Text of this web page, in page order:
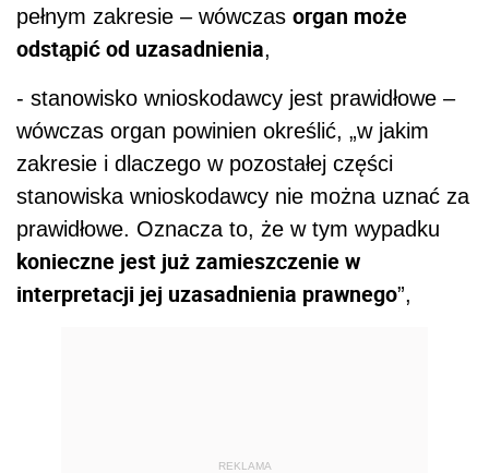
pełnym zakresie – wówczas organ może
odstąpić od uzasadnienia,
- stanowisko wnioskodawcy jest prawidłowe –
wówczas organ powinien określić, „w jakim
zakresie i dlaczego w pozostałej części
stanowiska wnioskodawcy nie można uznać za
prawidłowe. Oznacza to, że w tym wypadku
konieczne jest już zamieszczenie w
interpretacji jej uzasadnienia prawnego”,
REKLAMA